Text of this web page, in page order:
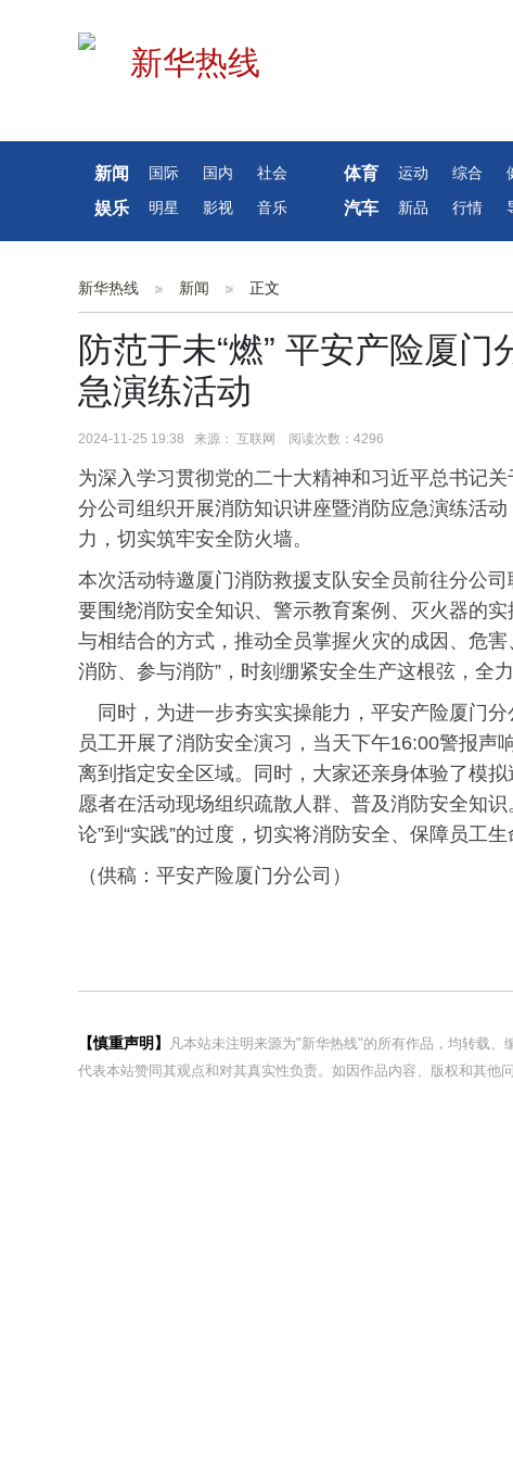
新闻 国际 国内 社会 体育 运动 综合
娱乐 明星 影视 音乐 汽车 新品 行情
新华热线 新闻 正文
防范于未“燃” 平安产险厦
急演练活动
2024-11-25 19:38 来源： 互联网 阅读次数：4296
为深入学习贯彻党的二十大精神和习近平总书记关
分公司组织开展消防知识讲座暨消防应急演练活
力，切实筑牢安全防火墙。
本次活动特邀厦门消防救援支队安全员前往分公
要围绕消防安全知识、警示教育案例、灭火器的
与相结合的方式，推动全员掌握火灾的成因、危
消防、参与消防”，时刻绷紧安全生产这根弦，全
同时，为进一步夯实实操能力，平安产险厦门
员工开展了消防安全演习，当天下午16:00警报
离到指定安全区域。同时，大家还亲身体验了模
愿者在活动现场组织疏散人群、普及消防安全知
论”到“实践”的过度，切实将消防安全、保障员工
（供稿：平安产险厦门分公司）
【慎重声明】
凡本站未注明来源为"新华热线"的所有作品，均转载
代表本站赞同其观点和对其真实性负责。如因作品内容、版权和其他